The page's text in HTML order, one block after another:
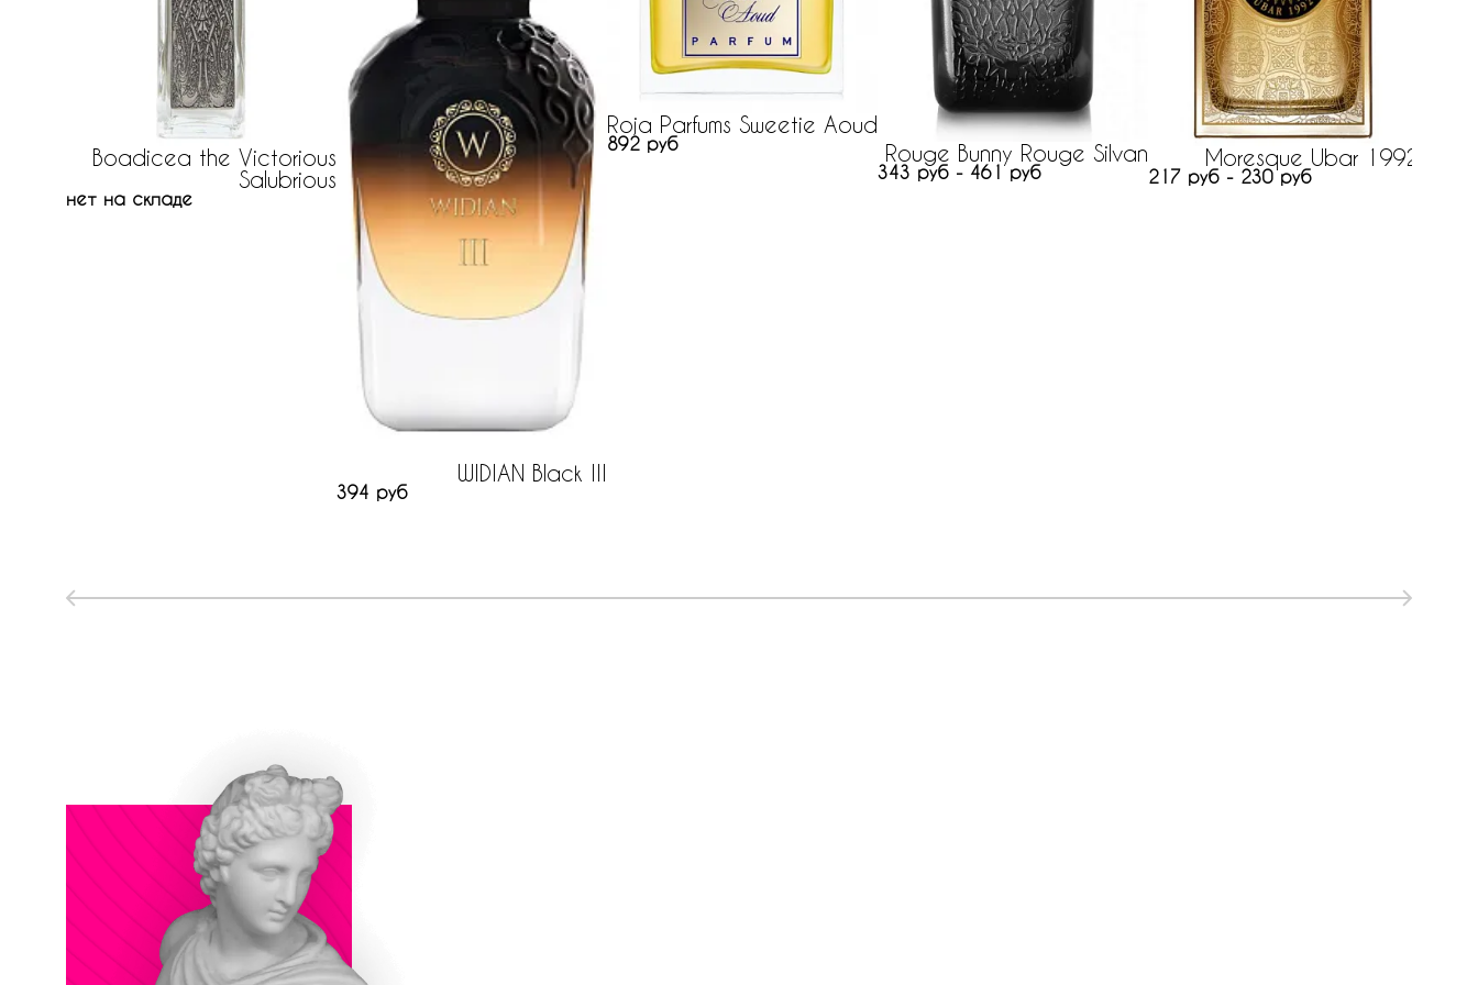
Boadicea the Victorious
Salubrious
нет на складе
WIDIAN Black III
394 руб
Roja Parfums Sweetie Aoud
892 руб Rouge Bunny Rouge Silvan
343 руб - 461 руб
Moresque Ubar 1992
217 руб - 230 руб